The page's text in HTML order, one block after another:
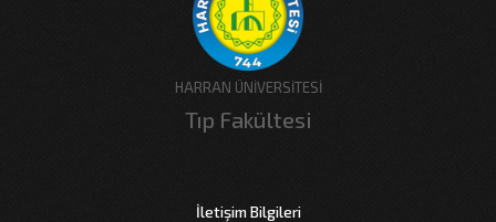
HARRAN ÜNİVERSİTESİ
Tıp Fakültesi
İletişim Bilgileri